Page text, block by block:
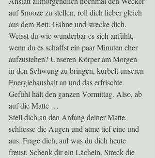
auf Snooze zu stellen, roll dich lieber gleich
aus dem Bett. Gähne und strecke dich.
Weisst du wie wunderbar es sich anfühlt,
wenn du es schaffst ein paar Minuten eher
aufzustehen? Unseren Körper am Morgen
in den Schwung zu bringen, kurbelt unseren
Energiehaushalt an und das erfrischte
Gefühl hält den ganzen Vormittag. Also, ab
auf die Matte …
Stell dich an den Anfang deiner Matte,
schliesse die Augen und atme tief eine und
aus. Frage dich, auf was du dich heute
freust. Schenk dir ein Lächeln. Streck die